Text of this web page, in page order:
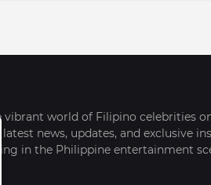
vibrant world of Filipino celebrities
latest news, updates, and exclusive
in the Philippine entertainment